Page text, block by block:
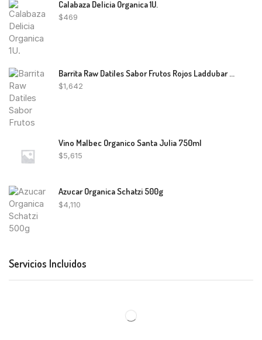
Calabaza Delicia Organica 1U.
$469
Barrita Raw Datiles Sabor Frutos Rojos Laddubar 30g
$1,642
Vino Malbec Organico Santa Julia 750ml
$5,615
Azucar Organica Schatzi 500g
$4,110
Servicios Incluidos